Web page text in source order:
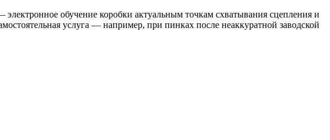
обучение коробки актуальным точкам схватывания сцепления и
услуга — например, при пинках после неаккуратной заводской